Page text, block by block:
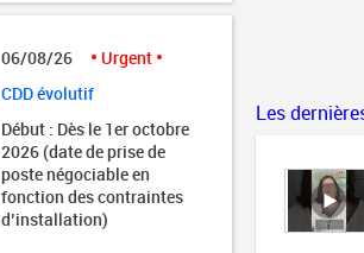
06/08/26
Urgent
CDD évolutif
Début : Dès le 1er octobre
2026 (date de prise de
poste négociable en
fonction des contraintes
d’installation)
Les